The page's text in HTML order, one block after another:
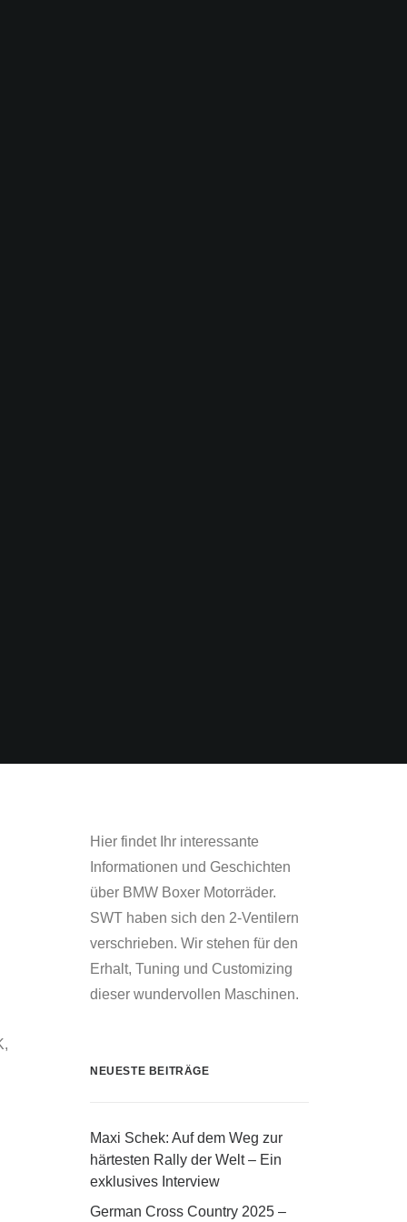
Hier findet Ihr interessante
Informationen und Geschichten
über BMW Boxer Motorräder.
SWT haben sich den 2-Ventilern
verschrieben. Wir stehen für den
Erhalt, Tuning und Customizing
dieser wundervollen Maschinen.
NEUESTE BEITRÄGE
Maxi Schek: Auf dem Weg zur
härtesten Rally der Welt – Ein
exklusives Interview
German Cross Country 2025 –